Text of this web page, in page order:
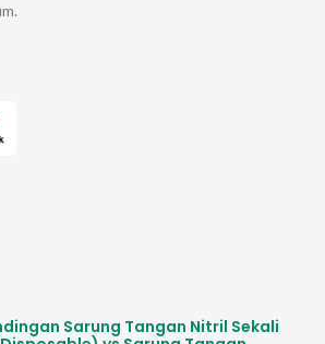
Sarung Tangan Nitril Sekali